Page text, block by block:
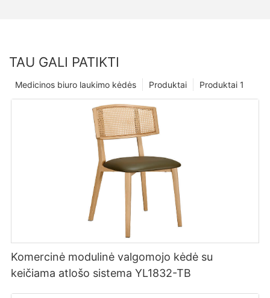
TAU GALI PATIKTI
Produktai 1
Produktai
Medicinos biuro laukimo kėdės
Komercinė modulinė valgomojo kėdė su
keičiama atlošo sistema YL1832-TB